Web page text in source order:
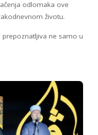
odlomaka ove
životu.
prepoznatljiva ne samo u